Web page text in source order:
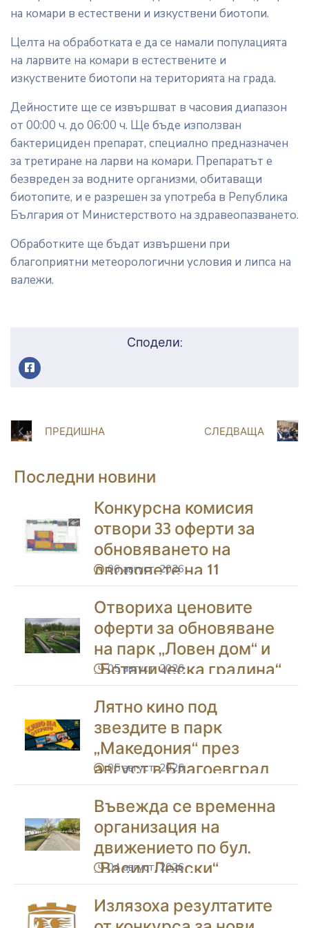
на комари в естествени и изкуствени биотопи.
Целта на обработката е да се намали популацията
на ларвите на комари в естествените и
изкуствените биотопи на територията на града.
Дейностите ще се извършват в часовия диапазон
от 00:00 ч. до 06:00 ч. Ще бъде използван
бактерициден препарат, специално предназначен
за третиране на ларви на комари. Препаратът е
безвреден за водните организми, обитаващи
биотопите, и е разрешен за употреба в Република
България от Министерството на здравеопазването.
Обработките ще бъдат извършени при
благоприятни метеорологични условия и липса на
валежи.
Сподели:
ПРЕДИШНА СЛЕДВАЩА
Последни новини
Конкурсна комисия
отвори 33 оферти за
обновяването на
дворовете на 11
училища в Благоевград
icon
06 август, 2026
Отвориха ценовите
оферти за обновяване
на парк „Ловен дом“ и
„Ботаническа градина“
в Благоевград
icon
05 август, 2026
Лятно кино под
звездите в парк
„Македония“ през
август в Благоевград
icon
05 август, 2026
Въвежда се временна
организация на
движението по бул.
„Васил Левски“
icon
04 август, 2026
Излязоха резултатите